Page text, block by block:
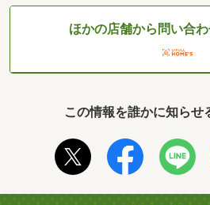
ほかの店舗から問い合わ
この情報を誰かに知らせ